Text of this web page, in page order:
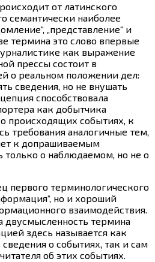
от латинского
семантически наиболее
„представление“ и
термина это слово впервые
как выражение
прессы состоит в
о реальном положении дел:
сведения, но не внушать
способствовала
как добытчика
происходящих событиях, к
требования аналогичные тем,
к допрашиваемым
только о наблюдаемом, но не о
первого терминологического
но и хороший
взаимодействия.
двусмысленность термина
здесь называется как
о событиях, так и сам
об этих событиях.